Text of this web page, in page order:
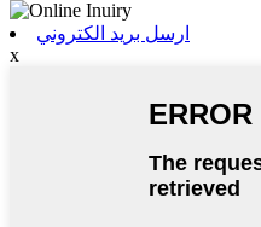
ارسل بريد الكتروني
x